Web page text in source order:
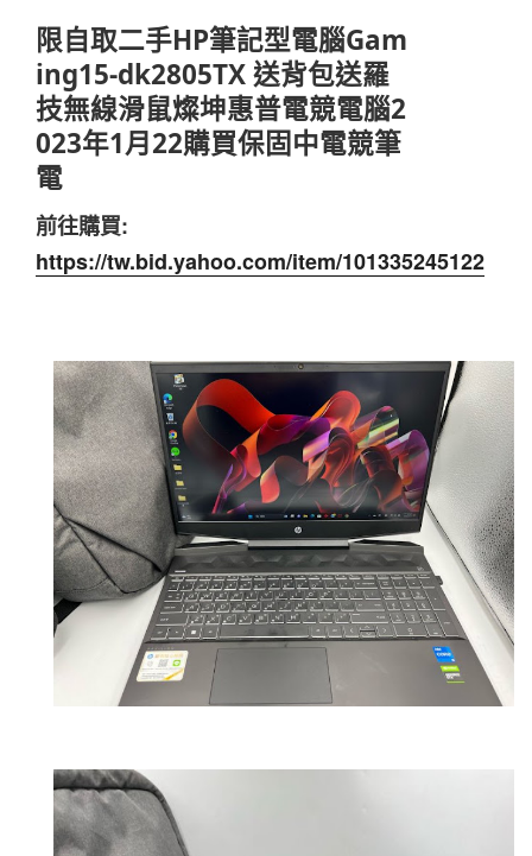
限自取二手HP筆記型電腦Gam
ing15-dk2805TX 送背包送羅
技無線滑鼠燦坤惠普電競電腦2
023年1月22購買保固中電競筆
電
前往購買:
https://tw.bid.yahoo.com/item/101335245122